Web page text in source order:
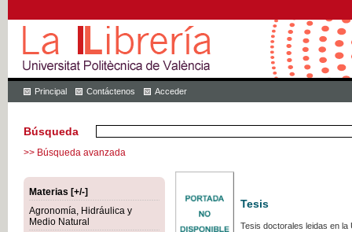
Principal Contáctenos Acceder
Búsqueda
>> Búsqueda avanzada
Materias [+/-]
Agronomía, Hidráulica y
Medio Natural
Tesis
Tesis doctorales leidas en la